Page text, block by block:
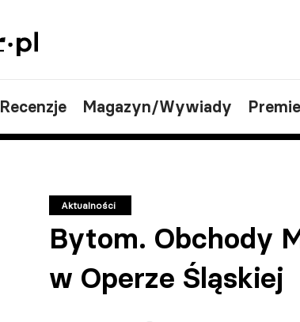
Recenzje Magazyn/Wywiady
Aktualności
Bytom. Obchody
w Operze Śląskiej